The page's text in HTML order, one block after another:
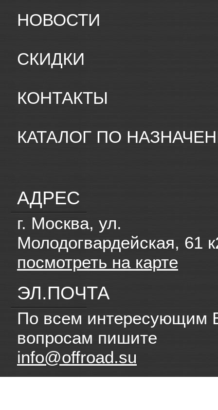
НОВОСТИ
СКИДКИ
КОНТАКТЫ
КАТАЛОГ ПО
АДРЕС
г. Москва, ул.
Молодогвардейская, 61
посмотреть на карте
ЭЛ.ПОЧТА
По всем интересующим
вопросам пишите
info@offroad.su